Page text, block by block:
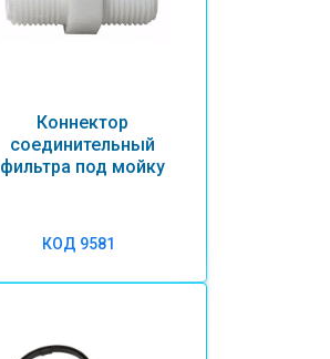
Коннектор
соединительный
фильтра под мойку
КОД 9581